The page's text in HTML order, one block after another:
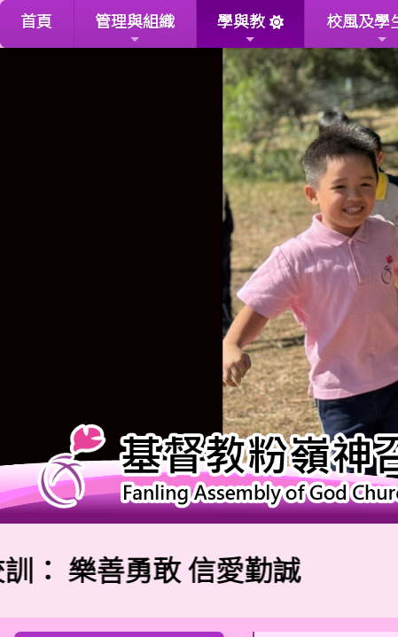
首頁 管理與組織 學與教 校風及學
樂善勇敢 信愛勤誠